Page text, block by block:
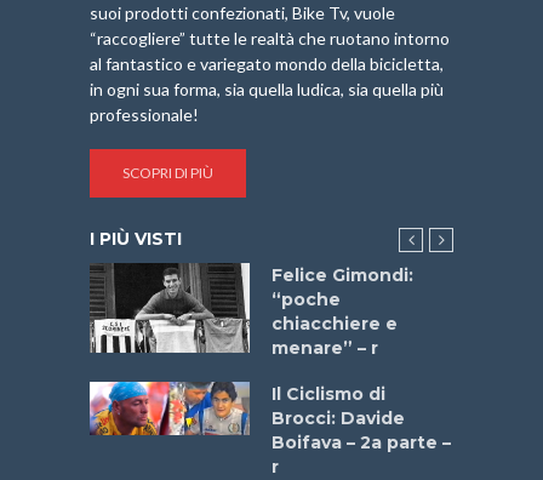
suoi prodotti confezionati, Bike Tv, vuole
“raccogliere” tutte le realtà che ruotano intorno
al fantastico e variegato mondo della bicicletta,
in ogni sua forma, sia quella ludica, sia quella più
professionale!
SCOPRI DI PIÙ
I PIÙ VISTI
Felice Gimondi:
“poche
chiacchiere e
menare” – r
Il Ciclismo di
Brocci: Davide
Boifava – 2a parte –
r